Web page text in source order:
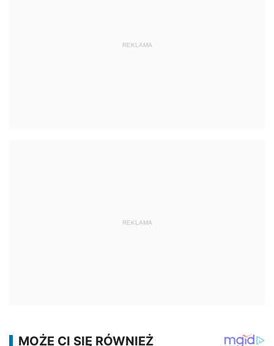
REKLAMA
REKLAMA